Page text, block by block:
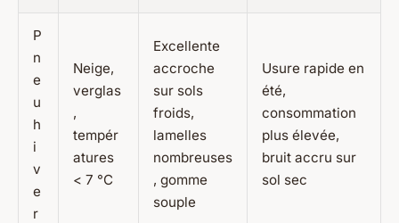
P
n
e
u
h
i
v
e
r
Neige,
verglas
,
tempér
atures
< 7 °C
Excellente
accroche
sur sols
froids,
lamelles
nombreuses
, gomme
souple
Usure rapide en
été,
consommation
plus élevée,
bruit accru sur
sol sec